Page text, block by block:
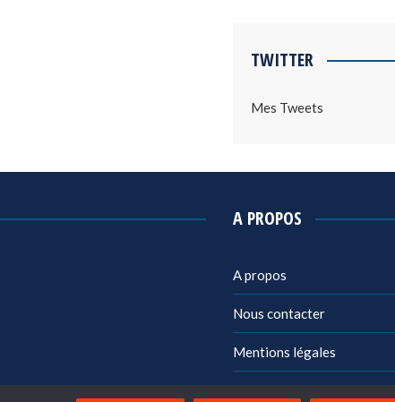
TWITTER
Mes Tweets
A PROPOS
A propos
Nous contacter
Mentions légales
Politique de confidentialité